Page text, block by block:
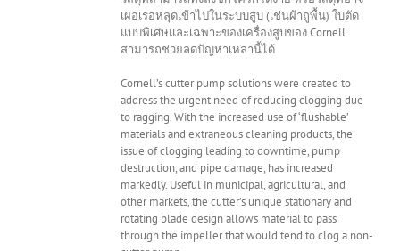
เผอเรอหลุดเข้าไปในระบบสูบ (เช่นผ้าถูพื้น) ใบตัด
แบบพิเศษและเฉพาะของเครื่องสูบของ Cornell
สามารถช่วยลดปัญหาเหล่านี้ได้
Cornell’s cutter pump solutions were created to
address the urgent need of reducing clogging due
to ragging. With the increased use of ‘flushable’
materials and extraneous cleaning products, the
issue of clogging leading to downtime, pump
destruction, and pipe damage, has increased
markedly. Useful in municipal, agricultural, and
other markets, the cutter’s unique stationary and
rotating blade design allows material to pass
through the impeller that would tend to clog a non-